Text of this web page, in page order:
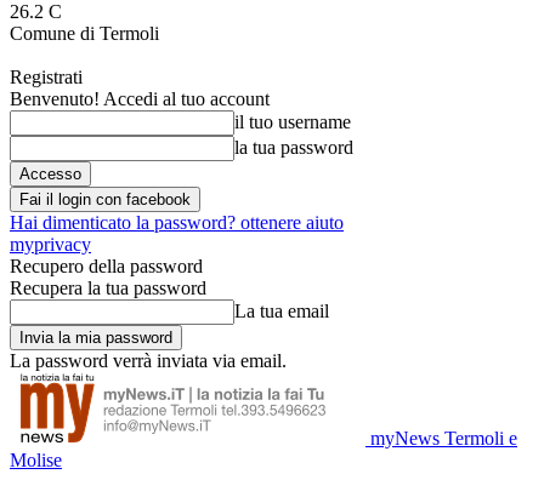
26.2 C
Comune di Termoli
Registrati
Benvenuto! Accedi al tuo account
il tuo username
la tua password
Fai il login con facebook
Hai dimenticato la password? ottenere aiuto
myprivacy
Recupero della password
Recupera la tua password
La tua email
La password verrà inviata via email.
myNews Termoli e
Molise